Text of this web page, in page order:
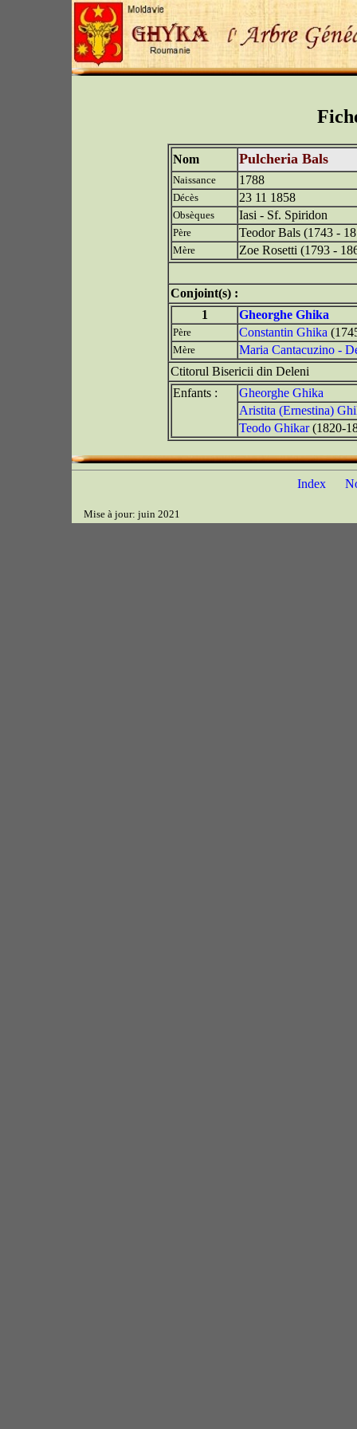
Nom Pulcheria Bals
Naissance 1788
Décès 23 11 1858
Obsèques Iasi - Sf. Spiridon
Père Teodor Bals (1743 -
Mère Zoe Rosetti (1793 -
Conjoint(s) :
1
Gheorghe Ghika
Père Constantin Ghika
Mère
Maria Cantacuzino -
Ctitorul Bisericii din Deleni
Enfants :
Gheorghe Ghika
Aristita (Ernestina)
Teodo Ghikar(1820-
Index
Mise à jour: juin 2021